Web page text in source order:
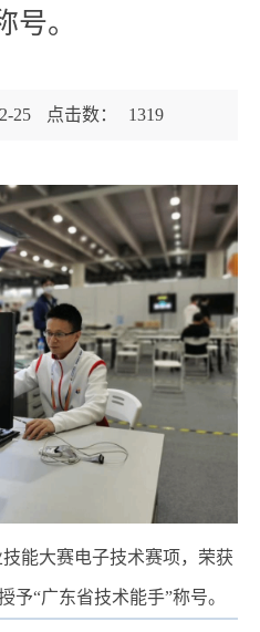
号。
25 点击数： 1319
能大赛电子技术赛项，荣获
予“广东省技术能手”称号。